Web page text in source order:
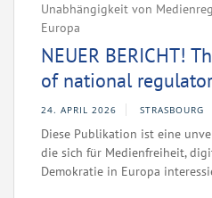
Unabhängigkeit von
Europa
NEUER BERICHT!
of national
24. APRIL 2026 STRASBOURG
Diese Publikation ist eine
die sich für Medienfreiheit,
Demokratie in Europa